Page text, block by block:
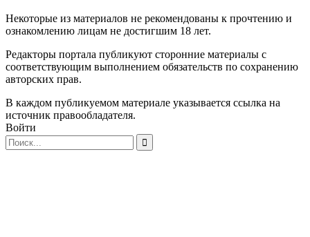
Некоторые из материалов не рекомендованы к прочтению и
ознакомлению лицам не достигшим 18 лет.
Редакторы портала публикуют сторонние материалы с
соответствующим выполнением обязательств по сохранению
авторских прав.
В каждом публикуемом материале указывается ссылка на
источник правообладателя.
Войти